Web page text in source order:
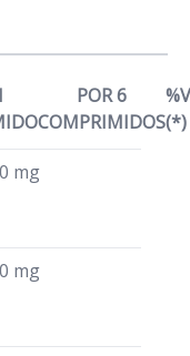
POR 6
COMPRIMIDOS(*)
mg
mg